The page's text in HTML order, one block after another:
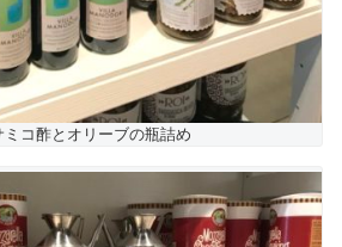
ミコ酢とオリーブの瓶詰め